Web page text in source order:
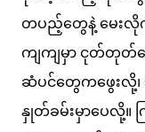
တပည့်တွေနဲ့ မေးလိုက်
ကျကျမှာ ငုတ်တုတ်
ဆံပင်တွေကဖွေးလို့၊
နှုတ်ခမ်းမှာပေလို့။